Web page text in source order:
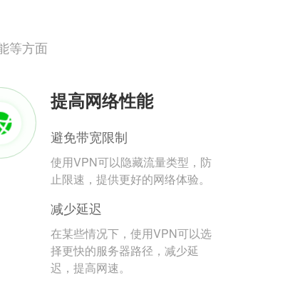
等方面
提高网络性能
避免带宽限制
使用VPN可以隐藏流量类型，防
止限速，提供更好的网络体验。
减少延迟
在某些情况下，使用VPN可以选
择更快的服务器路径，减少延
迟，提高网速。